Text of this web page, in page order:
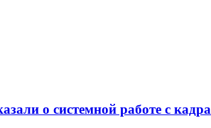
о системной работе с